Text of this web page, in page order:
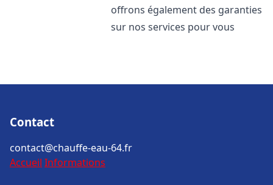
offrons également des garanties
sur nos services pour vous
Contact
contact@chauffe-eau-64.fr
Accueil Informations